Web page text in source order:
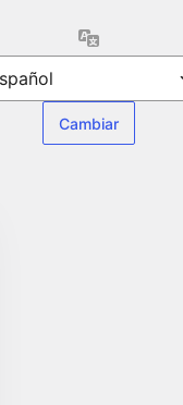
Idioma